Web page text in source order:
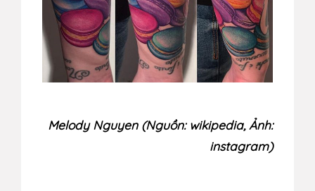
Melody Nguyen (Nguồn: wikipedia,Ảnh:
instagram)